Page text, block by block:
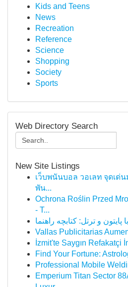
Kids and Teens
News
Recreation
Reference
Science
Shopping
Society
Sports
Web Directory Search
New Site Listings
เว็บพนันบอล วอเลท จุดเด่
พัน...
Ochrona Roślin Przed
- T...
Vallas Publicitarias
İzmit'te Saygın Refakatçi
Find Your Fortune:
Professional Mobile
Emperium Titan Sector